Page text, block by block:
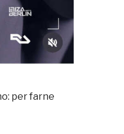
per farne